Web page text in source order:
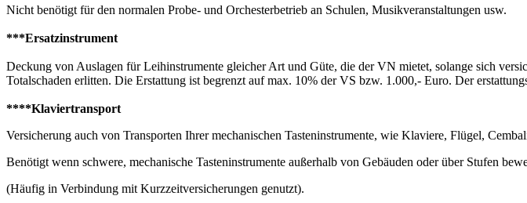
Nicht benötigt für den normalen Probe- und Orchesterbetrieb an Schulen, Musikveranstaltungen usw.
***Ersatzinstrument
Deckung von Auslagen für Leihinstrumente gleicher Art und Güte, die der VN mietet, solange sich
Totalschaden erlitten. Die Erstattung ist begrenzt auf max. 10% der VS bzw. 1.000,- Euro. Der
****Klaviertransport
Versicherung auch von Transporten Ihrer mechanischen Tasteninstrumente, wie Klaviere, Flügel,
Benötigt wenn schwere, mechanische Tasteninstrumente außerhalb von Gebäuden oder über Stufen
(Häufig in Verbindung mit Kurzzeitversicherungen genutzt).